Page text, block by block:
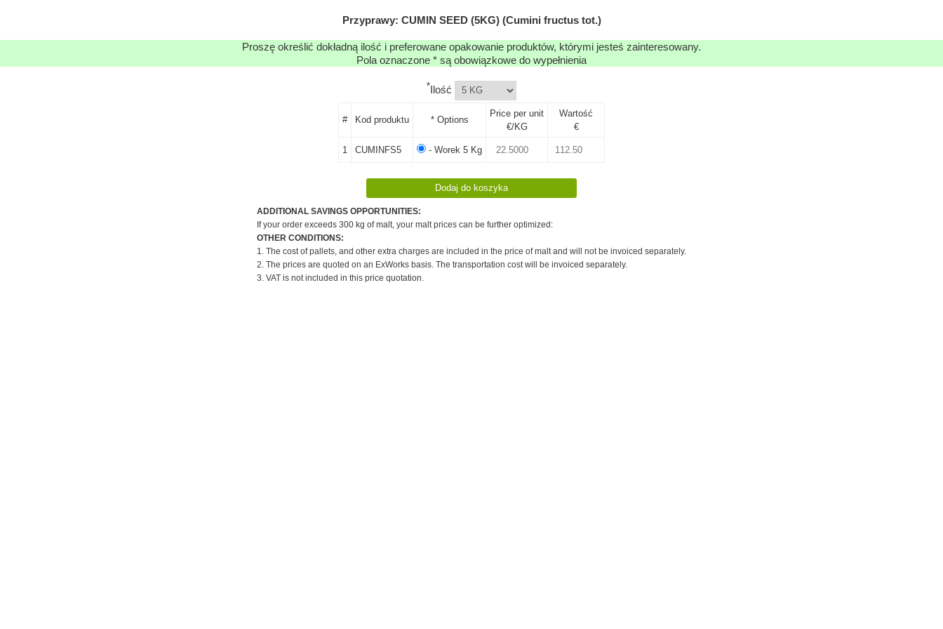
Przyprawy: CUMIN SEED (5KG) (Cumini fructus tot.)
Proszę określić dokładną ilość i preferowane opakowanie produktów, którymi jesteś zainteresowany.
Pola oznaczone * są obowiązkowe do wypełnienia
*Ilość
# Kod produktu * Options
Price per unit
€/KG
Wartość
€
1 CUMINFS5 - Worek 5 Kg
ADDITIONAL SAVINGS OPPORTUNITIES:
If your order exceeds 300 kg of malt, your malt prices can be further optimized:
OTHER CONDITIONS:
1. The cost of pallets, and other extra charges are included in the price of malt and will not be invoiced separately.
2. The prices are quoted on an ExWorks basis. The transportation cost will be invoiced separately.
3. VAT is not included in this price quotation.